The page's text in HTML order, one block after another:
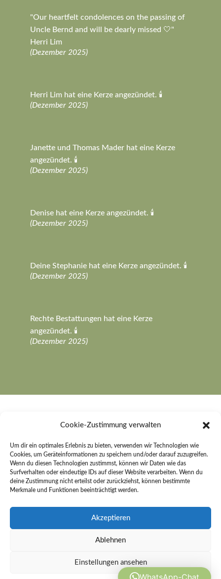
Cookie-Zustimmung verwalten
Um dir ein optimales Erlebnis zu bieten, verwenden wir Technologien wie
Cookies, um Geräteinformationen zu speichern und/oder darauf zuzugreifen.
Wenn du diesen Technologien zustimmst, können wir Daten wie das
Surfverhalten oder eindeutige IDs auf dieser Website verarbeiten. Wenn du
deine Zustimmung nicht erteilst oder zurückziehst, können bestimmte
Merkmale und Funktionen beeinträchtigt werden.
Akzeptieren
Ablehnen
Einstellungen ansehen
"Our heartfelt condolences on the passing of
Uncle Bernd and will be dearly missed 🤍"
Herri Lim
(Dezember 2025)
Herri Lim hat eine Kerze angezündet. 🕯️
(Dezember 2025)
Janette und Thomas Mader hat eine Kerze
angezündet. 🕯️
(Dezember 2025)
Denise hat eine Kerze angezündet. 🕯️
(Dezember 2025)
Deine Stephanie hat eine Kerze angezündet. 🕯️
(Dezember 2025)
Rechte Bestattungen hat eine Kerze
angezündet. 🕯️
(Dezember 2025)
Rechter Bestattungen e. K.
An der Sonnenleite 26
91484 Sugenheim
Telefon:09165 254
info@rechter-bestattungen.de
WhatsApp-Chat